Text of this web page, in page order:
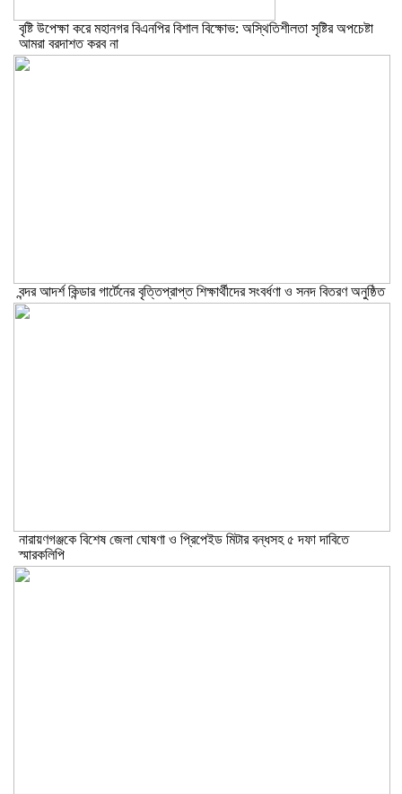
বৃষ্টি উপেক্ষা করে মহানগর বিএনপির বিশাল বিক্ষোভ: অস্থিতিশীলতা সৃষ্টির অপচেষ্টা
আমরা বরদাশত করব না
বন্দর আদর্শ কিন্ডার গার্টেনের বৃত্তিপ্রাপ্ত শিক্ষার্থীদের সংবর্ধণা ও সনদ বিতরণ অনুষ্ঠিত
নারায়ণগঞ্জকে বিশেষ জেলা ঘোষণা ও প্রিপেইড মিটার বন্ধসহ ৫ দফা দাবিতে
স্মারকলিপি